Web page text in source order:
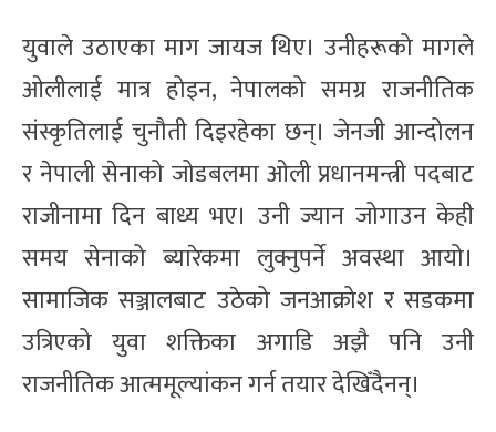
युवाले उठाएका माग जायज थिए। उनीहरूको मागले
ओलीलाई मात्र होइन, नेपालको समग्र राजनीतिक
संस्कृतिलाई चुनौती दिइरहेका छन्। जेनजी आन्दोलन
र नेपाली सेनाको जोडबलमा ओली प्रधानमन्त्री पदबाट
राजीनामा दिन बाध्य भए। उनी ज्यान जोगाउन केही
समय सेनाको ब्यारेकमा लुक्नुपर्ने अवस्था आयो।
सामाजिक सञ्जालबाट उठेको जनआक्रोश र सडकमा
उत्रिएको युवा शक्तिका अगाडि अझै पनि उनी
राजनीतिक आत्ममूल्यांकन गर्न तयार देखिँदैनन्।